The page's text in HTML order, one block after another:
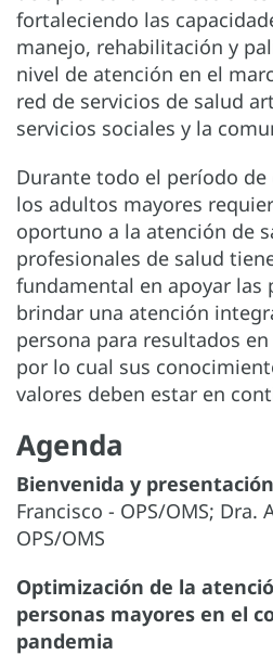
fortaleciendo las
manejo, rehabilitación y
nivel de atención en el
red de servicios de salud
servicios sociales y la
Durante todo el período de
los adultos mayores
oportuno a la atención de
profesionales de salud
fundamental en apoyar las
brindar una atención
persona para resultados
por lo cual sus
valores deben estar en
Agenda
Bienvenida y presentación
Francisco - OPS/OMS; Dra.
OPS/OMS
Optimización de la
personas mayores en el
pandemia